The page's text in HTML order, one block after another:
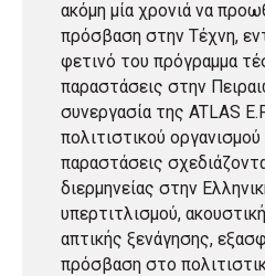
ακόμη μία χρονιά να
πρόσβαση στην Τέχνη,
φετινό του πρόγραμμα
παραστάσεις στην
συνεργασία της ATLAS
πολιτιστικού οργανισμού
παραστάσεις
διερμηνείας στην
υπερτιτλισμού,
απτικής ξενάγησης,
πρόσβαση στο